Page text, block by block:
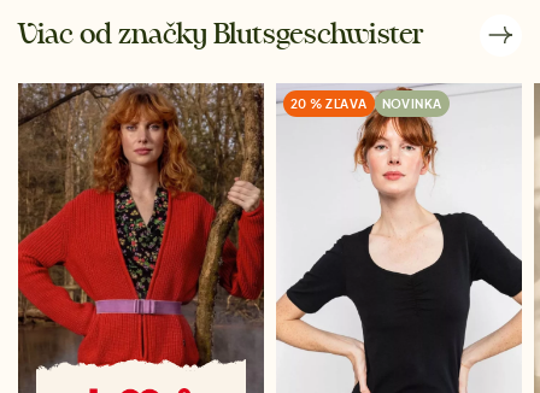
Viac od značky Blutsgeschwister
20 % ZĽAVA NOVINKA